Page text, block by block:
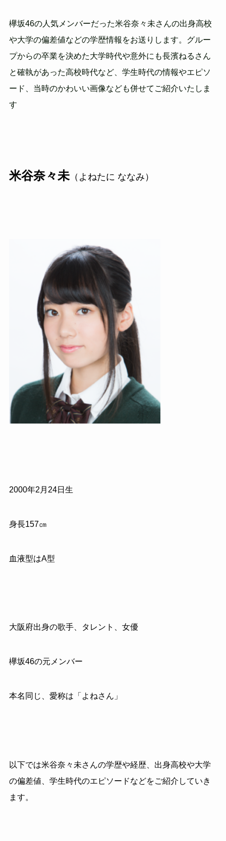
欅坂46の人気メンバーだった米谷奈々未さんの出身高校
や大学の偏差値などの学歴情報をお送りします。グルー
プからの卒業を決めた大学時代や意外にも長濱ねるさん
と確執があった高校時代など、学生時代の情報やエピソ
ード、当時のかわいい画像なども併せてご紹介いたしま
す
米谷奈々未（よねたに ななみ）
2000年2 月 24日生
身長157㎝
血液型はA型
大阪府出身の歌手、タレント、女優
欅坂46の元メンバー
本名同じ、愛称は「よねさん」
以下では米谷奈々未さんの学歴や経歴、出身高校や大学
の偏差値、学生時代のエピソードなどをご紹介していき
ます。